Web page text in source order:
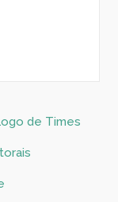
de Times